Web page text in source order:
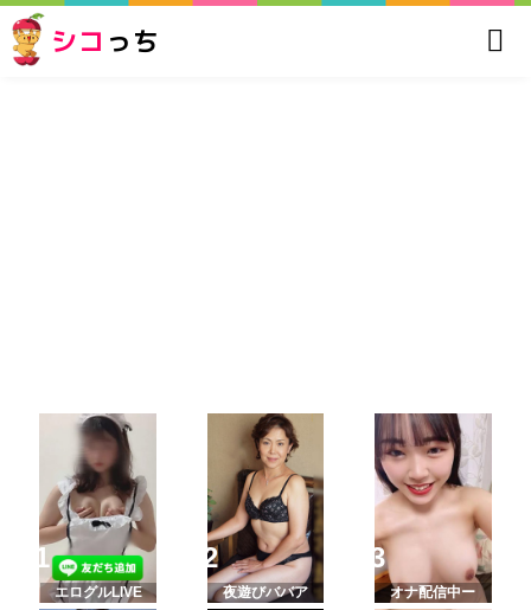
シコ っち
エログルLIVE 夜遊びババア オナ配信中ー